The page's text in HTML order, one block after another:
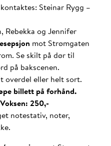
Steinar Rygg –
Rebekka og Jennifer
mot Strømgaten
Se skilt på dør til
på bakscenen.
overdel eller helt sort.
billett på forhånd.
250,-
notestativ, noter,